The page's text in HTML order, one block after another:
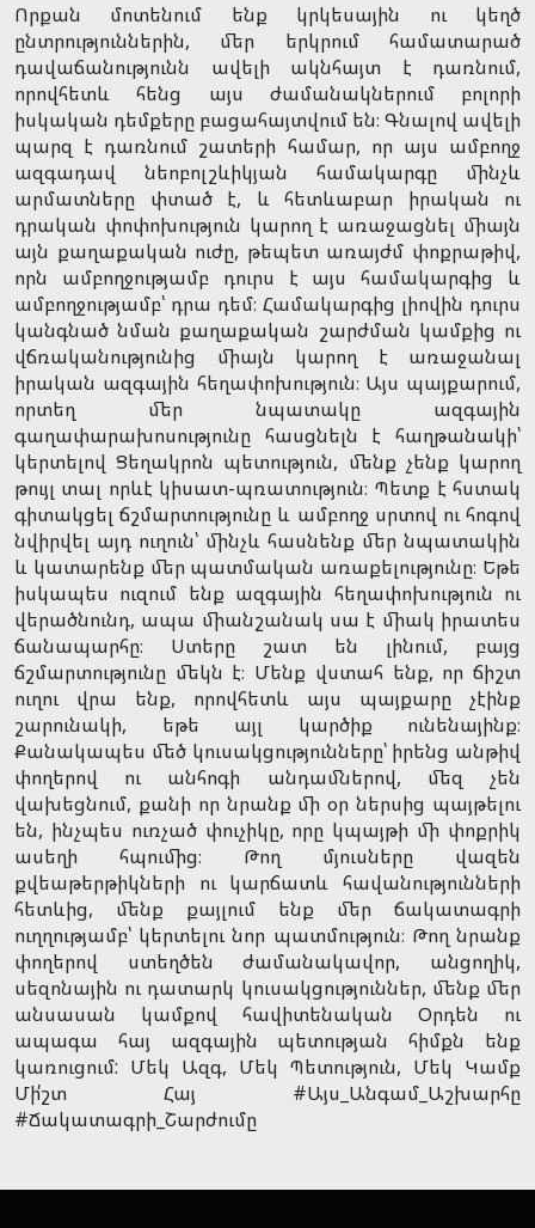
Որքան մոտենում ենք կրկեսային ու կեղծ
ընտրություններին, մեր երկրում համատարած
դավաճանությունն ավելի ակնհայտ է դառնում,
որովհետև հենց այս ժամանակներում բոլորի
իսկական դեմքերը բացահայտվում են։ Գնալով ավելի
պարզ է դառնում շատերի համար, որ այս ամբողջ
ազգադավ նեոբոլշևիկյան համակարգը մինչև
արմատները փտած է, և հետևաբար իրական ու
դրական փոփոխություն կարող է առաջացնել միայն
այն քաղաքական ուժը, թեպետ առայժմ փոքրաթիվ,
որն ամբողջությամբ դուրս է այս համակարգից և
ամբողջությամբ՝ դրա դեմ։ Համակարգից լիովին դուրս
կանգնած նման քաղաքական շարժման կամքից ու
վճռականությունից միայն կարող է առաջանալ
իրական ազգային հեղափոխություն։ Այս պայքարում,
որտեղ մեր նպատակը ազգային
գաղափարախոսությունը հասցնելն է հաղթանակի՝
կերտելով Ցեղակրոն պետություն, մենք չենք կարող
թույլ տալ որևէ կիսատ-պռատություն։ Պետք է հստակ
գիտակցել ճշմարտությունը և ամբողջ սրտով ու հոգով
նվիրվել այդ ուղուն՝ մինչև հասնենք մեր նպատակին
և կատարենք մեր պատմական առաքելությունը։ Եթե
իսկապես ուզում ենք ազգային հեղափոխություն ու
վերածնունդ, ապա միանշանակ սա է միակ իրատես
ճանապարհը։ Ստերը շատ են լինում, բայց
ճշմարտությունը մեկն է։ Մենք վստահ ենք, որ ճիշտ
ուղու վրա ենք, որովհետև այս պայքարը չէինք
շարունակի, եթե այլ կարծիք ունենայինք։
Քանակապես մեծ կուսակցությունները՝ իրենց անթիվ
փողերով ու անհոգի անդամներով, մեզ չեն
վախեցնում, քանի որ նրանք մի օր ներսից պայթելու
են, ինչպես ուռչած փուչիկը, որը կպայթի մի փոքրիկ
ասեղի հպումից։ Թող մյուսները վազեն
քվեաթերթիկների ու կարճատև հավանությունների
հետևից, մենք քայլում ենք մեր ճակատագրի
ուղղությամբ՝ կերտելու նոր պատմություն։ Թող նրանք
փողերով ստեղծեն ժամանակավոր, անցողիկ,
սեզոնային ու դատարկ կուսակցություններ, մենք մեր
անսասան կամքով հավիտենական Օրդեն ու
ապագա հայ ազգային պետության հիմքն ենք
կառուցում: Մեկ Ազգ, Մեկ Պետություն, Մեկ Կամք
Մի՛շտ Հայ #Այս_Անգամ_Աշխարհը
#Ճակատագրի_Շարժումը